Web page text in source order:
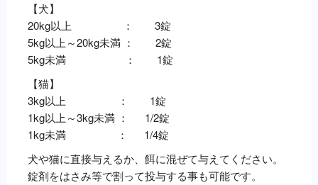
【犬】
20kg以上 ： 3錠
5kg以上～20kg未満 ： 2錠
5kg未満 ： 1錠
【猫】
3kg以上 ： 1錠
1kg以上～3kg未満 ： 1/2錠
1kg未満 ： 1/4錠
犬や猫に直接与えるか、餌に混ぜて与えてください。
錠剤をはさみ等で割って投与する事も可能です。